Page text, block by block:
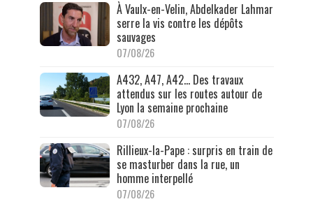
À Vaulx-en-Velin, Abdelkader Lahmar
serre la vis contre les dépôts
sauvages
07/08/26
A432, A47, A42… Des travaux
attendus sur les routes autour de
Lyon la semaine prochaine
07/08/26
Rillieux-la-Pape : surpris en train de
se masturber dans la rue, un
homme interpellé
07/08/26